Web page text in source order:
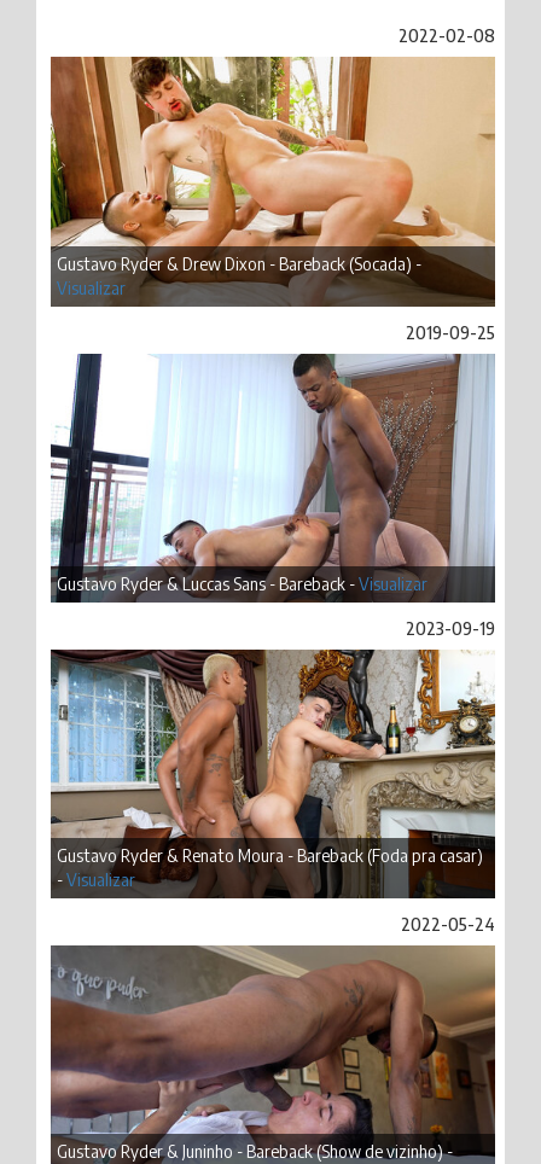
2022-02-08
Gustavo Ryder & Drew Dixon - Bareback (Socada) -
Visualizar
2019-09-25
Gustavo Ryder & Luccas Sans - Bareback -Visualizar
2023-09-19
Gustavo Ryder & Renato Moura - Bareback (Foda pra casar)
-Visualizar
2022-05-24
Gustavo Ryder & Juninho - Bareback (Show de vizinho) -